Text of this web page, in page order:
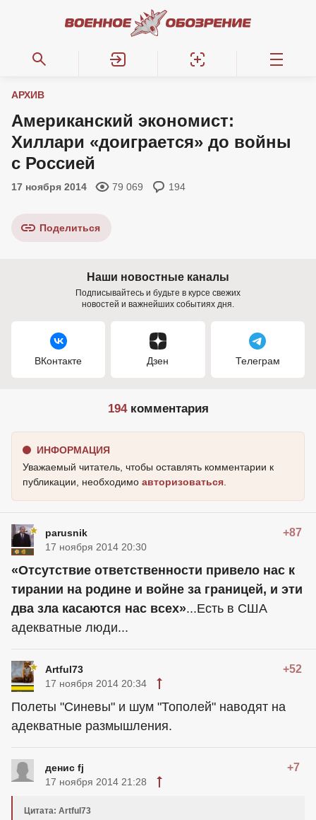
АРХИВ
Американский экономист:
Хиллари «доиграется» до войны
с Россией
17 ноября 2014 79 069 194
Поделиться
Наши новостные каналы
Подписывайтесь и будьте в курсе свежих
новостей и важнейших событиях дня.
ВКонтакте Дзен Телеграм
194комментария
ИНФОРМАЦИЯ
Уважаемый читатель, чтобы оставлять комментарии к
публикации, необходимо авторизоваться
parusnik +87
17 ноября 2014 20:30
«Отсутствие ответственности привело нас к
тирании на родине и войне за границей, и эти
два зла касаются нас всех»...Есть в США
адекватные люди...
Artful73 +52
17 ноября 2014 20:34
Полеты "Синевы" и шум "Тополей" наводят на
адекватные размышления.
денис fj +7
17 ноября 2014 21:28
Цитата: Artful73